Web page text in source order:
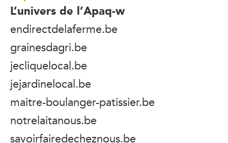
L’univers de l’Apaq-w
endirectdelaferme.be
grainesdagri.be
jecliquelocal.be
jejardinelocal.be
maitre-boulanger-patissier.be
notrelaitanous.be
savoirfairedecheznous.be